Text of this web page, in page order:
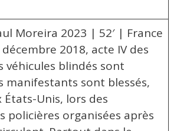
Moreira 2023 | 52′ | France
décembre 2018, acte IV des
véhicules blindés sont
manifestants sont blessés,
Unis, lors des
policières organisées après